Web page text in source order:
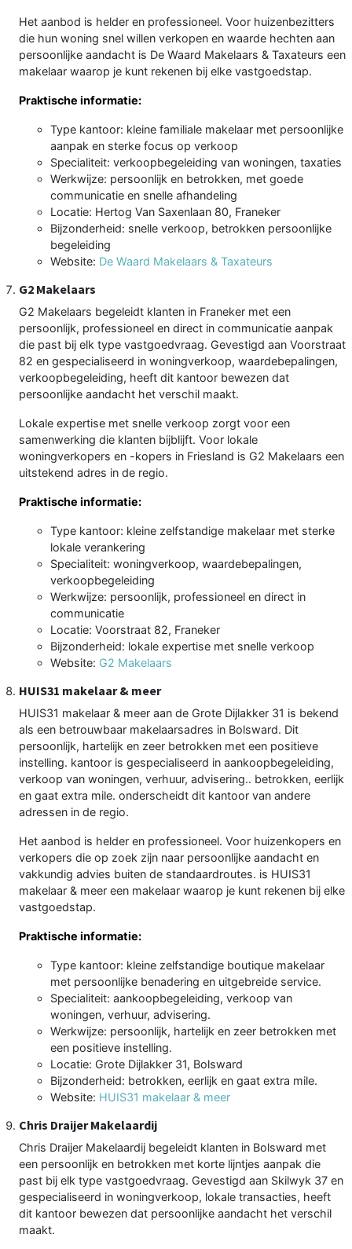
Het aanbod is helder en professioneel. Voor huizenbezitters
die hun woning snel willen verkopen en waarde hechten aan
persoonlijke aandacht is De Waard Makelaars & Taxateurs een
makelaar waarop je kunt rekenen bij elke vastgoedstap.
Praktische informatie:
Type kantoor: kleine familiale makelaar met persoonlijke
aanpak en sterke focus op verkoop
Specialiteit: verkoopbegeleiding van woningen, taxaties
Werkwijze: persoonlijk en betrokken, met goede
communicatie en snelle afhandeling
Locatie: Hertog Van Saxenlaan 80, Franeker
Bijzonderheid: snelle verkoop, betrokken persoonlijke
begeleiding
Website: De Waard Makelaars & Taxateurs
G2 Makelaars
G2 Makelaars begeleidt klanten in Franeker met een
persoonlijk, professioneel en direct in communicatie aanpak
die past bij elk type vastgoedvraag. Gevestigd aan Voorstraat
82 en gespecialiseerd in woningverkoop, waardebepalingen,
verkoopbegeleiding, heeft dit kantoor bewezen dat
persoonlijke aandacht het verschil maakt.
Lokale expertise met snelle verkoop zorgt voor een
samenwerking die klanten bijblijft. Voor lokale
woningverkopers en -kopers in Friesland is G2 Makelaars een
uitstekend adres in de regio.
Praktische informatie:
Type kantoor: kleine zelfstandige makelaar met sterke
lokale verankering
Specialiteit: woningverkoop, waardebepalingen,
verkoopbegeleiding
Werkwijze: persoonlijk, professioneel en direct in
communicatie
Locatie: Voorstraat 82, Franeker
Bijzonderheid: lokale expertise met snelle verkoop
Website: G2 Makelaars
HUIS31 makelaar & meer
HUIS31 makelaar & meer aan de Grote Dijlakker 31 is bekend
als een betrouwbaar makelaarsadres in Bolsward. Dit
persoonlijk, hartelijk en zeer betrokken met een positieve
instelling. kantoor is gespecialiseerd in aankoopbegeleiding,
verkoop van woningen, verhuur, advisering.. betrokken, eerlijk
en gaat extra mile. onderscheidt dit kantoor van andere
adressen in de regio.
Het aanbod is helder en professioneel. Voor huizenkopers en
verkopers die op zoek zijn naar persoonlijke aandacht en
vakkundig advies buiten de standaardroutes. is HUIS31
makelaar & meer een makelaar waarop je kunt rekenen bij elke
vastgoedstap.
Praktische informatie:
Type kantoor: kleine zelfstandige boutique makelaar
met persoonlijke benadering en uitgebreide service.
Specialiteit: aankoopbegeleiding, verkoop van
woningen, verhuur, advisering.
Werkwijze: persoonlijk, hartelijk en zeer betrokken met
een positieve instelling.
Locatie: Grote Dijlakker 31, Bolsward
Bijzonderheid: betrokken, eerlijk en gaat extra mile.
Website: HUIS31 makelaar & meer
Chris Draijer Makelaardij
Chris Draijer Makelaardij begeleidt klanten in Bolsward met
een persoonlijk en betrokken met korte lijntjes aanpak die
past bij elk type vastgoedvraag. Gevestigd aan Skilwyk 37 en
gespecialiseerd in woningverkoop, lokale transacties, heeft
dit kantoor bewezen dat persoonlijke aandacht het verschil
maakt.